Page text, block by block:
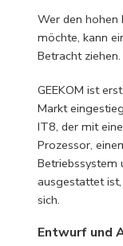
Wer den hohen
möchte, kann
Betracht ziehen.
GEEKOM ist
Markt
IT8, der mit
Prozessor,
Betriebssystem
ausgestattet
sich.
Entwurf und